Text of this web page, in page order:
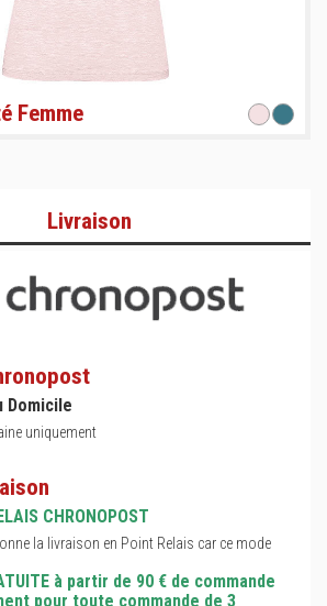
Femme
Livraison
Domicile
uniquement
CHRONOPOST
la livraison en Point Relais car ce mode
à partir de 90 € de commande
pour toute commande de 3